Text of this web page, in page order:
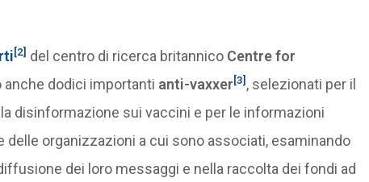
[2] del centro di ricerca britannico Centre for
anche dodici importanti anti-vaxxer[3] , selezionati per il
disinformazione sui vaccini e per le informazioni
organizzazioni a cui sono associati, esaminando
dei loro messaggi e nella raccolta dei fondi ad